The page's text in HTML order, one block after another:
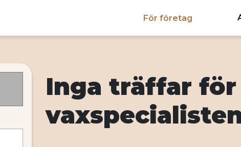
För företag
Inga träffar för